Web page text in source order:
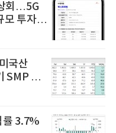
회…5G
모 투자
국산
SMP 상
률 3.7%